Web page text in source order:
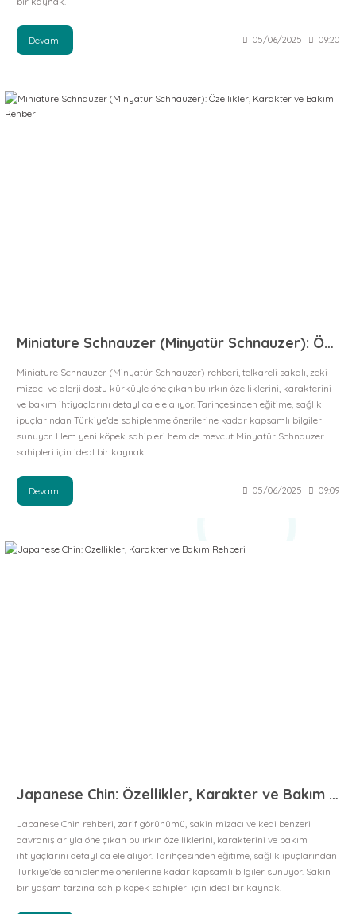
Devamı 05/06/2025 09:20
Miniature Schnauzer (Minyatür Schnauzer): Özellikler, Karakter ve Bakım Rehberi
Miniature Schnauzer (Minyatür Schnauzer) rehberi, telkareli sakalı, zeki
mizacı ve alerji dostu kürküyle öne çıkan bu ırkın özelliklerini, karakterini
ve bakım ihtiyaçlarını detaylıca ele alıyor. Tarihçesinden eğitime, sağlık
ipuçlarından Türkiye’de sahiplenme önerilerine kadar kapsamlı bilgiler
sunuyor. Hem yeni köpek sahipleri hem de mevcut Minyatür Schnauzer
sahipleri için ideal bir kaynak.
Devamı 05/06/2025 09:09
Japanese Chin: Özellikler, Karakter ve Bakım Rehberi
Japanese Chin rehberi, zarif görünümü, sakin mizacı ve kedi benzeri
davranışlarıyla öne çıkan bu ırkın özelliklerini, karakterini ve bakım
ihtiyaçlarını detaylıca ele alıyor. Tarihçesinden eğitime, sağlık ipuçlarından
Türkiye’de sahiplenme önerilerine kadar kapsamlı bilgiler sunuyor. Sakin
bir yaşam tarzına sahip köpek sahipleri için ideal bir kaynak.